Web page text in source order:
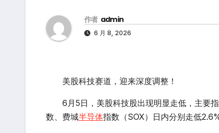
作者 admin
6 月 8, 2026
美股科技赛道，迎来深度调整！
6月5日，美股科技股出现明显走低，主要指
数、费城半导体指数（SOX）日内分别走低